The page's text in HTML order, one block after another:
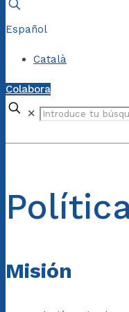
Español
Català
Colabora
✕
Misión